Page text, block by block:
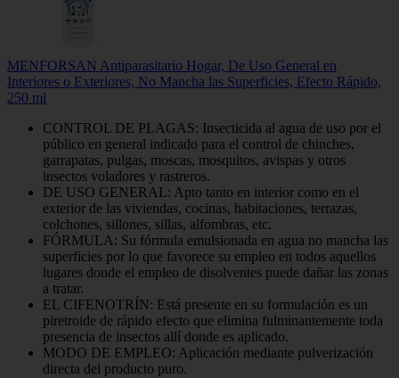
MENFORSAN Antiparasitario Hogar, De Uso General en
Interiores o Exteriores, No Mancha las Superficies, Efecto Rápido,
250 ml
CONTROL DE PLAGAS: Insecticida al agua de uso por el
público en general indicado para el control de chinches,
garrapatas, pulgas, moscas, mosquitos, avispas y otros
insectos voladores y rastreros.
DE USO GENERAL: Apto tanto en interior como en el
exterior de las viviendas, cocinas, habitaciones, terrazas,
colchones, sillones, sillas, alfombras, etc.
FÓRMULA: Su fórmula emulsionada en agua no mancha las
superficies por lo que favorece su empleo en todos aquellos
lugares donde el empleo de disolventes puede dañar las zonas
a tratar.
EL CIFENOTRÍN: Está presente en su formulación es un
piretroide de rápido efecto que elimina fulminantemente toda
presencia de insectos allí donde es aplicado.
MODO DE EMPLEO: Aplicación mediante pulverización
directa del producto puro.